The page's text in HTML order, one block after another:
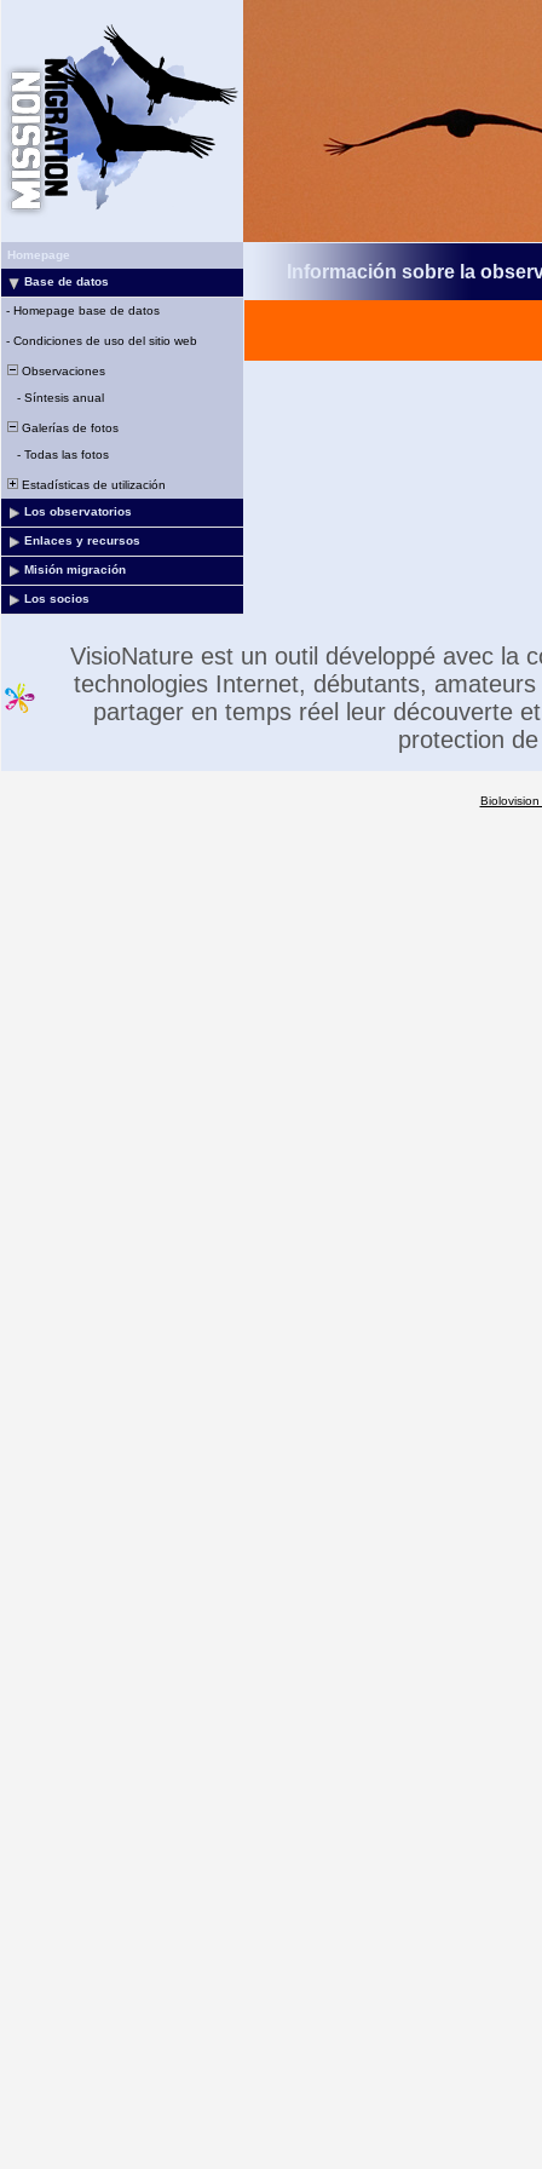
Homepage
Base de datos
- Homepage base de datos
- Condiciones de uso del sitio web
Observaciones
- Síntesis anual
Galerías de fotos
- Todas las fotos
Estadísticas de utilización
Los observatorios
Enlaces y recursos
Misión migración
Los socios
Información sobre la
VisioNature est un outil développé avec la
technologies Internet, débutants,
partager en temps réel leur découverte
protection
Biolovision